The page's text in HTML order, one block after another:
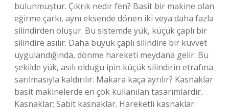
bulunmuştur. Çıkrık nedir fen? Basit bir makine olan
eğirme çarkı, aynı eksende dönen iki veya daha fazla
silindirden oluşur. Bu sistemde yük, küçük çaplı bir
silindire asılır. Daha büyük çaplı silindire bir kuvvet
uygulandığında, dönme hareketi meydana gelir. Bu
şekilde yük, asılı olduğu ipin küçük silindirin etrafına
sarılmasıyla kaldırılır. Makara kaça ayrılır? Kasnaklar
basit makinelerde en çok kullanılan tasarımlardır.
Kasnaklar; Sabit kasnaklar. Hareketli kasnaklar.